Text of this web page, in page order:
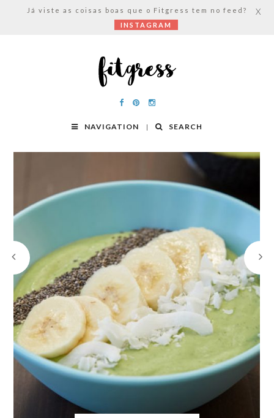
NAVIGATION SEARCH
Já viste as coisas boas que o Fitgress tem no feed?
INSTAGRAM
X